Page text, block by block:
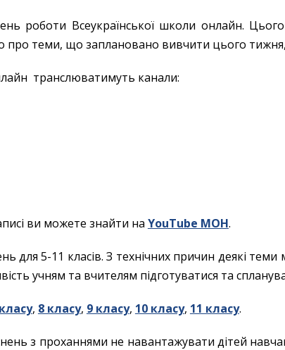
роботи Всеукраїнської школи онлайн.
теми, що заплановано вивчити цього
транслюватимуть канали:
ви можете знайти на YouTube МОН.
для 5-11 класів. З технічних причин деякі
учням та вчителям підготуватися та
, 8 класу, 9 класу, 10 класу, 11 класу.
з проханнями не навантажувати дітей